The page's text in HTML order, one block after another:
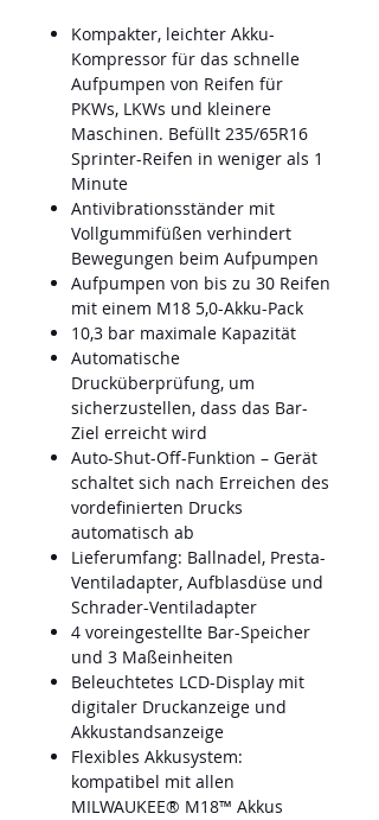
Kompakter, leichter Akku-
Kompressor für das schnelle
Aufpumpen von Reifen für
PKWs, LKWs und kleinere
Maschinen. Befüllt 235/65R16
Sprinter-Reifen in weniger als 1
Minute
Antivibrationsständer mit
Vollgummifüßen verhindert
Bewegungen beim Aufpumpen
Aufpumpen von bis zu 30 Reifen
mit einem M18 5,0-Akku-Pack
10,3 bar maximale Kapazität
Automatische
Drucküberprüfung, um
sicherzustellen, dass das Bar-
Ziel erreicht wird
Auto-Shut-Off-Funktion – Gerät
schaltet sich nach Erreichen des
vordefinierten Drucks
automatisch ab
Lieferumfang: Ballnadel, Presta-
Ventiladapter, Aufblasdüse und
Schrader-Ventiladapter
4 voreingestellte Bar-Speicher
und 3 Maßeinheiten
Beleuchtetes LCD-Display mit
digitaler Druckanzeige und
Akkustandsanzeige
Flexibles Akkusystem:
kompatibel mit allen
MILWAUKEE® M18™ Akkus